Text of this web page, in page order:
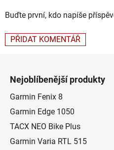
Buďte první, kdo napíše
PŘIDAT KOMENTÁŘ
Nejoblíbenější produkty
Garmin Fenix 8
Garmin Edge 1050
TACX NEO Bike Plus
Garmin Varia RTL 515